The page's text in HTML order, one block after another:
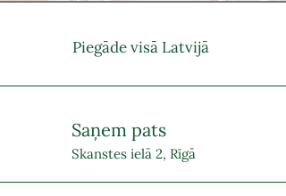
Piegāde visā Latvijā
Saņem pats
Skanstes ielā 2, Rīgā